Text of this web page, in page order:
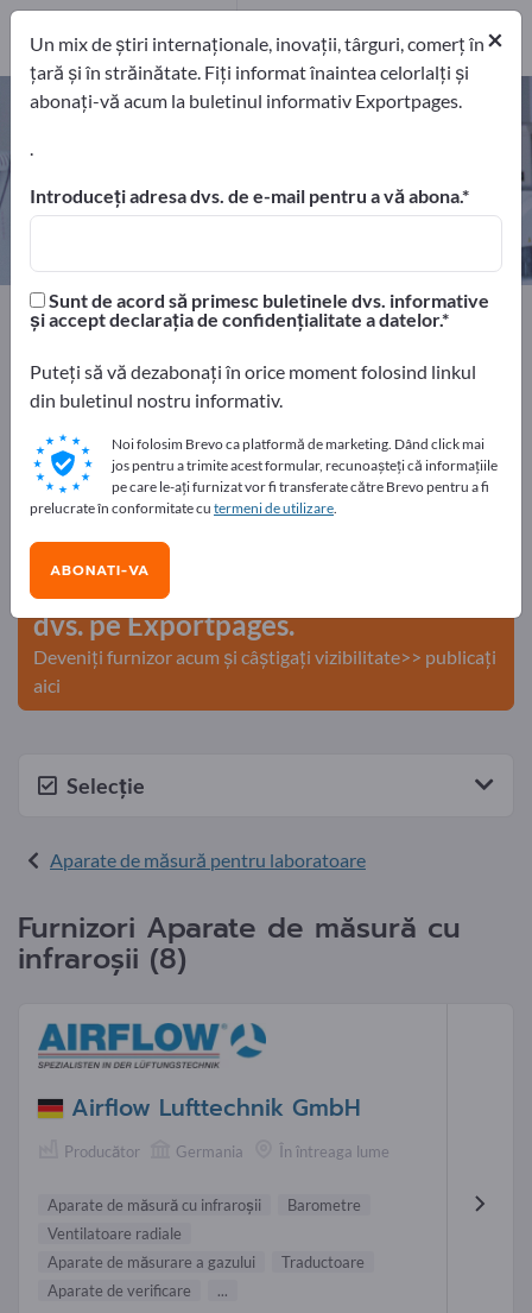
Aparate de măsură cu infraroşii –
găsiți producători și furnizori
exportatori Producători
Producători
Home
Medicină și laboratoare
Aparate de măsură cu infraroşii
Faceți publicitate gratuit pe
Exportpages!
Nevoile – Ofertele – Bunuri second-hand – Contacte
Publicați compania și produsele
dvs. pe Exportpages.
Deveniți furnizor acum și câștigați vizibilitate>> publicați
aici
Selecție
Aparate de măsură pentru laboratoare
Furnizori Aparate de măsură cu
infraroşii (8)
Airflow Lufttechnik GmbH
Producător Germania În întreaga lume
Aparate de măsură cu infraroşii
Barometre
Ventilatoare radiale
Aparate de măsurare a gazului
Traductoare
Aparate de verificare
...
×
Un mix de știri internaționale, inovații, târguri, comerț în
țară și în străinătate. Fiți informat înaintea celorlalți și
abonați-vă acum la buletinul informativ Exportpages.
.
Introduceți adresa dvs. de e-mail pentru a vă abona.
Sunt de acord să primesc buletinele dvs. informative
și accept declarația de confidențialitate a datelor.
Puteți să vă dezabonați în orice moment folosind linkul
din buletinul nostru informativ.
Noi folosim Brevo ca platformă de marketing. Dând click mai
jos pentru a trimite acest formular, recunoașteți că informațiile
pe care le-ați furnizat vor fi transferate către Brevo pentru a fi
prelucrate în conformitate cu termeni de utilizare.
ABONATI-VA